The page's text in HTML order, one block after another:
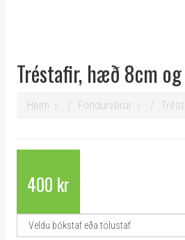
Tréstafir, hæð 8cm
Heim Föndurvörur
400 kr